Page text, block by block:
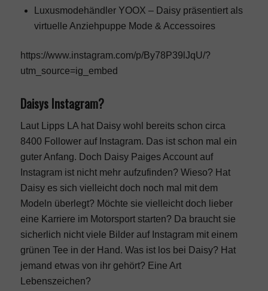
Luxusmodehändler YOOX – Daisy präsentiert als
virtuelle Anziehpuppe Mode & Accessoires
https://www.instagram.com/p/By78P39lJqU/?
utm_source=ig_embed
Daisys Instagram?
Laut Lipps LA hat Daisy wohl bereits schon circa
8400 Follower auf Instagram. Das ist schon mal ein
guter Anfang. Doch Daisy Paiges Account auf
Instagram ist nicht mehr aufzufinden? Wieso? Hat
Daisy es sich vielleicht doch noch mal mit dem
Modeln überlegt? Möchte sie vielleicht doch lieber
eine Karriere im Motorsport starten? Da braucht sie
sicherlich nicht viele Bilder auf Instagram mit einem
grünen Tee in der Hand. Was ist los bei Daisy? Hat
jemand etwas von ihr gehört? Eine Art
Lebenszeichen?